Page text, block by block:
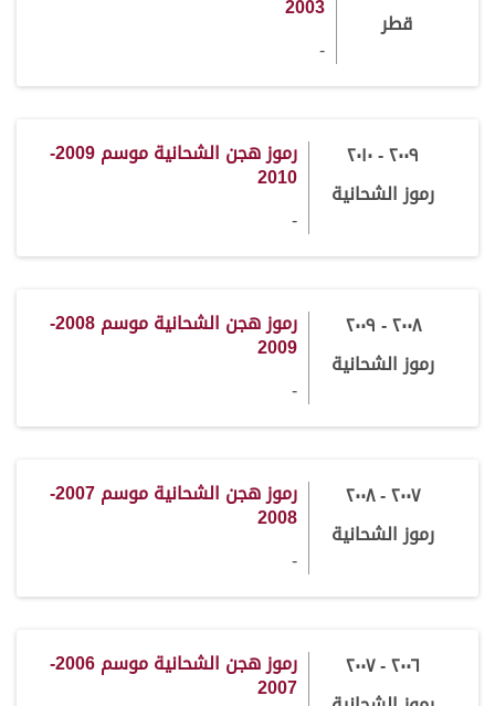
قطر
-
٢٠٠٩ - ٢٠١٠
رموز الشحانية
رموز هجن الشحانية موسم 2009-
2010
-
٢٠٠٨ - ٢٠٠٩
رموز الشحانية
رموز هجن الشحانية موسم 2008-
2009
-
٢٠٠٧ - ٢٠٠٨
رموز الشحانية
رموز هجن الشحانية موسم 2007-
2008
-
٢٠٠٦ - ٢٠٠٧
رموز هجن الشحانية موسم 2006-
2007